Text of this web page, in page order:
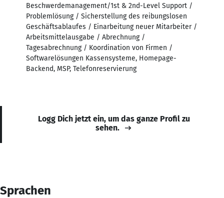
Beschwerdemanagement/1st & 2nd-Level Support /
Problemlösung / Sicherstellung des reibungslosen
Geschäftsablaufes / Einarbeitung neuer Mitarbeiter /
Arbeitsmittelausgabe / Abrechnung /
Tagesabrechnung / Koordination von Firmen /
Softwarelösungen Kassensysteme, Homepage-
Backend, MSP, Telefonreservierung
Logg Dich jetzt ein, um das ganze Profil zu
sehen.
Sprachen